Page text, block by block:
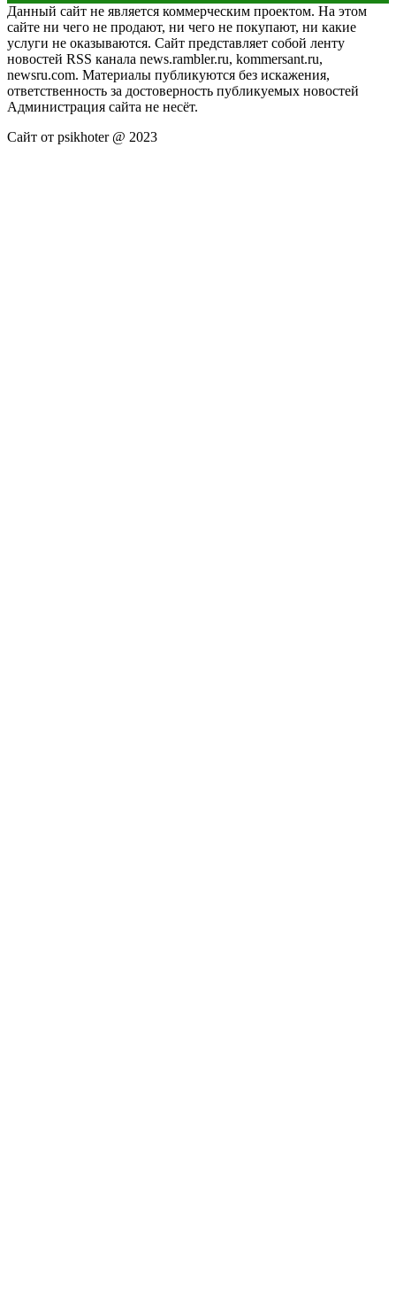
Данный сайт не является коммерческим проектом. На этом
сайте ни чего не продают, ни чего не покупают, ни какие
услуги не оказываются. Сайт представляет собой ленту
новостей RSS канала news.rambler.ru, kommersant.ru,
newsru.com. Материалы публикуются без искажения,
ответственность за достоверность публикуемых новостей
Администрация сайта не несёт.
Сайт от psikhoter @ 2023